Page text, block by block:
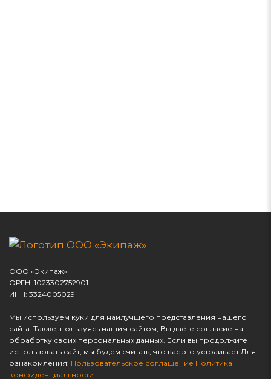
ООО «Экипаж»
ОРГН: 1023302752901
ИНН: 3324005029
Мы используем куки для наилучшего представления нашего
сайта. Также, пользуясь нашим сайтом, Вы даёте согласие на
обработку своих персональных данных. Если вы продолжите
использовать сайт, мы будем считать, что вас это устраивает Для
ознакомления: Пользовательское соглашение Политика
конфиденциальности